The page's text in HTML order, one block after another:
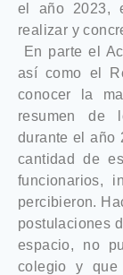
el año 2023,
realizar y
En parte el
así como el
conocer la
resumen de
durante el año
cantidad de
funcionarios,
percibieron.
postulaciones
espacio, no
colegio y que